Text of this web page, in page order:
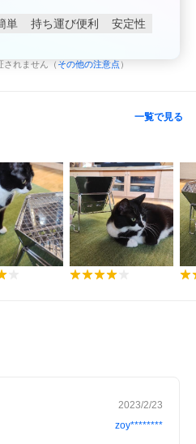
単 持ち運び便利
安定性
されません（ その他の注意点 ）
一覧で見る
2023/2/23
zoy********